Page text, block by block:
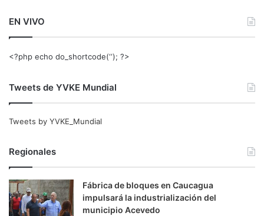
EN VIVO
<?php echo do_shortcode(‘‘); ?>
Tweets de YVKE Mundial
Tweets by YVKE_Mundial
Regionales
Fábrica de bloques en Caucagua
impulsará la industrialización del
municipio Acevedo